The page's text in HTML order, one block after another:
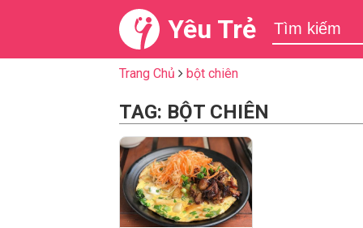
Yêu Trẻ
Trang Chủ bột chiên
TAG: BỘT CHIÊN